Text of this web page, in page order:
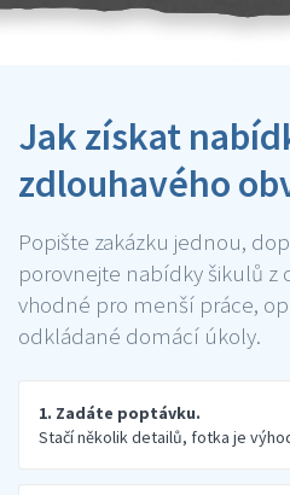
Jak získat
zdlouhavého
Popište zakázku jednou,
porovnejte nabídky šikulů z
vhodné pro menší práce,
odkládané domácí úkoly.
1. Zadáte poptávku.
Stačí několik detailů, fotka je